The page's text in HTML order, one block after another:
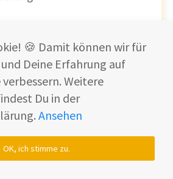
Nachteile
🍪 Damit können wir für
Deine Erfahrung auf
Weitere
Du in der
Ansehen
OK, ich stimme zu.